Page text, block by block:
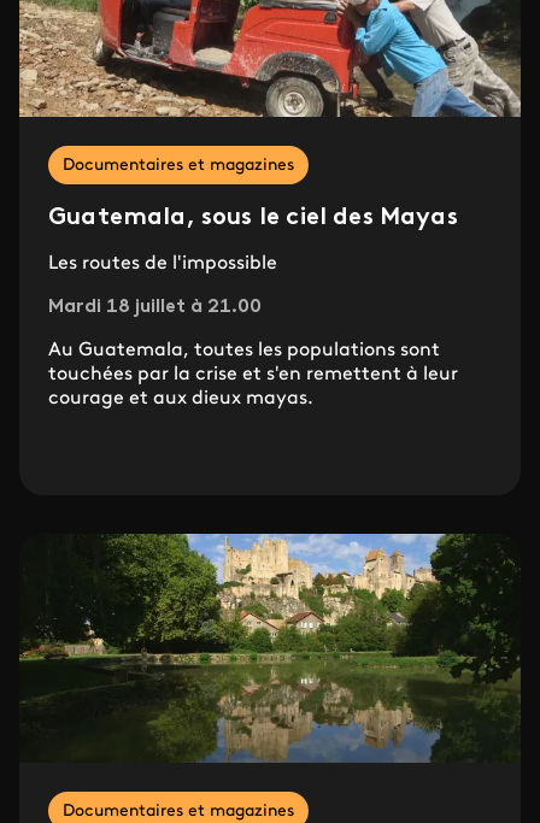
Documentaires et magazines
Guatemala, sous le ciel des Mayas
Les routes de l'impossible
Mardi 18 juillet à 21.00
Au Guatemala, toutes les populations sont
touchées par la crise et s'en remettent à leur
courage et aux dieux mayas.
Documentaires et magazines